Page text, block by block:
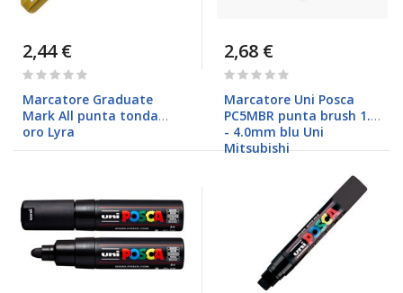
2,44 €
Rating:
Marcatore Graduate
Mark All punta tonda
oro Lyra
2,68 €
Rating:
Marcatore Uni Posca
PC5MBR punta brush 1.0
- 4.0mm blu Uni
Mitsubishi